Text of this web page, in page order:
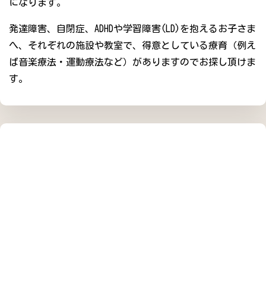
になります。
発達障害、自閉症、ADHDや学習障害(LD)を抱えるお子さま
へ、それぞれの施設や教室で、得意としている療育（例え
ば音楽療法・運動療法など）がありますのでお探し頂けま
す。